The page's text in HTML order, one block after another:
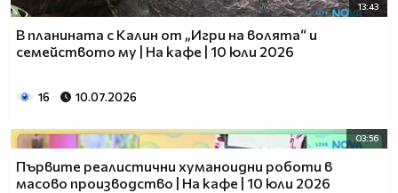
13:43
В планината с Калин от „Игри на волята“ и
семейството му | На кафе | 10 юли 2026
16 10.07.2026
03:56
Първите реалистични хуманоидни роботи в
масово производство | На кафе | 10 юли 2026